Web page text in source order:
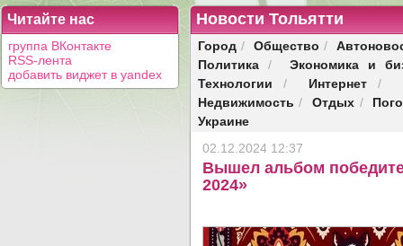
Читайте нас
группа ВКонтакте
RSS-лента
добавить виджет в yandex
Новости Тольятти
Город / Общество /
Политика /
Экономика и
Технологии / Интернет/
Недвижимость / Отдых /
Украине
02.12.2024 12:37
Вышел альбом
2024»